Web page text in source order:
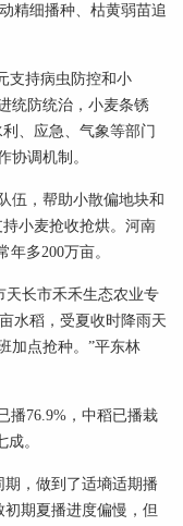
精细播种、枯黄弱苗追
支持病虫防控和小
统防统治，小麦条锈
、应急、气象等部门
协调机制。
伍，帮助小散偏地块和
小麦抢收抢烘。河南
多200万亩。
天长市禾禾生态农业专
水稻，受夏收时降雨天
加点抢种。”平东林
播76.9%，中稻已播栽
。
，做到了适墒适期播
期夏播进度偏慢，但